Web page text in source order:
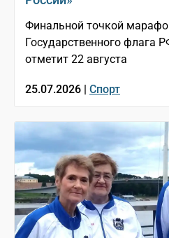
Финальной точкой
Государственного флага
отметит 22 августа
25.07.2026 | Спорт